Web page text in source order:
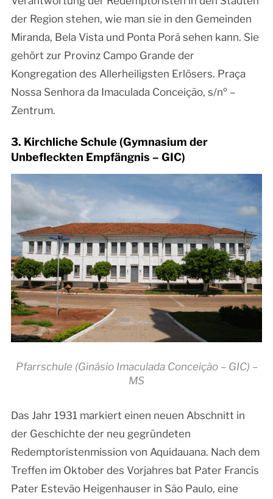
der Region stehen, wie man sie in den Gemeinden
Miranda, Bela Vista und Ponta Porã sehen kann. Sie
gehört zur Provinz Campo Grande der
Kongregation des Allerheiligsten Erlösers. Praça
Nossa Senhora da Imaculada Conceição, s/nº –
Zentrum.
3. Kirchliche Schule (Gymnasium der
Unbefleckten Empfängnis – GIC)
Pfarrschule (Ginásio Imaculada Conceição – GIC) –
MS
Das Jahr 1931 markiert einen neuen Abschnitt in
der Geschichte der neu gegründeten
Redemptoristenmission von Aquidauana. Nach dem
Treffen im Oktober des Vorjahres bat Pater Francís
Pater Estevão Heigenhauser in São Paulo, eine